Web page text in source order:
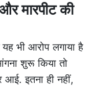
मारपीट की
यह भी आरोप लगाया है
शुरू किया तो
आई. इतना ही नहीं,